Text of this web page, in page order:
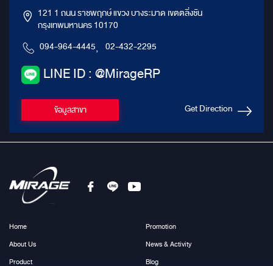
121 1 ถนน ราชพฤกษ์ แขวง บางระมาด เขตตลิ่งชัน
กรุงเทพมหานคร 10170
094-964-4445, 02-432-2295
LINE ID : @MirageRP
ข้อมูลสาขา Get Direction
Home
About Us
Product
Promotion
News & Activity
Blog